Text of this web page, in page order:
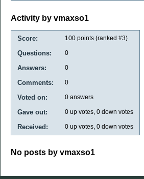
Activity by vmaxso1
Score: 100 points (ranked #3)
Questions: 0
Answers: 0
Comments: 0
Voted on: 0 answers
Gave out: 0 up votes, 0 down votes
Received: 0 up votes, 0 down votes
No posts by vmaxso1